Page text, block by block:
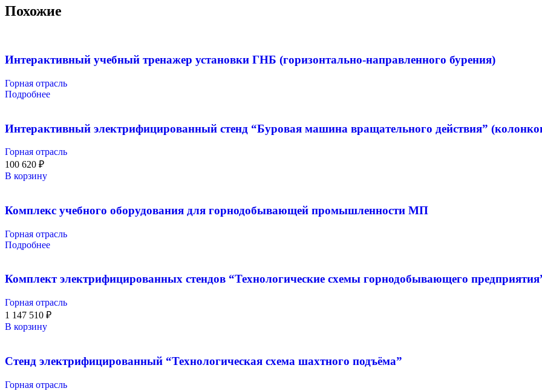
Похожие
Интерактивный учебный тренажер установки ГНБ (горизонтально-направленного бурения)
Горная отрасль
Подробнее
Интерактивный электрифицированный стенд “Буровая машина вращательного действия”
Горная отрасль
100 620 ₽
В корзину
Комплекс учебного оборудования для горнодобывающей промышленности МП
Горная отрасль
Подробнее
Комплект электрифицированных стендов “Технологические схемы горнодобывающего
Горная отрасль
1 147 510 ₽
В корзину
Стенд электрифицированный “Технологическая схема шахтного подъёма”
Горная отрасль